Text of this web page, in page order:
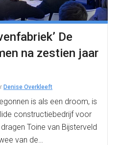
De
na zestien jaar
Denise Overkleeft
is als een droom, is
constructiebedrijf voor
Toine van Bijsterveld
van de…